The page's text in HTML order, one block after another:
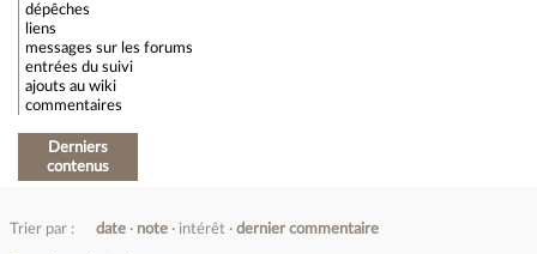
dépêches
liens
messages sur les forums
entrées du suivi
ajouts au wiki
commentaires
Derniers
contenus
Trier par : date note intérêt dernier commentaire